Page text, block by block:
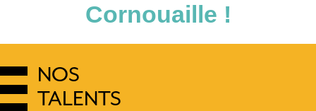
Cornouaille !
NOS
TALENTS